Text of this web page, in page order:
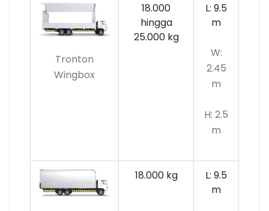
Tronton
Wingbox
18.000
hingga
25.000 kg
L: 9.5
m
W:
2.45
m
H: 2.5
m
18.000 kg
L: 9.5
m